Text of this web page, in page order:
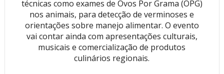
técnicas como exames de Ovos Por Grama (OPG)
nos animais, para detecção de verminoses e
orientações sobre manejo alimentar. O evento
vai contar ainda com apresentações culturais,
musicais e comercialização de produtos
culinários regionais.